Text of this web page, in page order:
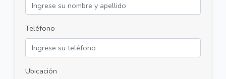
Teléfono
Ubicación